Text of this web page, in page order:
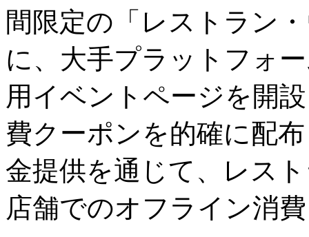
間限定の「レストラン
に、大手プラットフォ
用イベントページを開
費クーポンを的確に配
金提供を通じて、レス
店舗でのオフライン消